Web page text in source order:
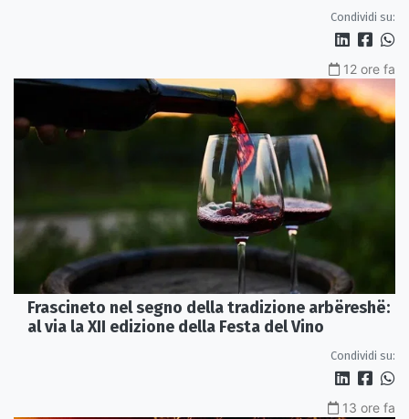
Condividi su:
12 ore fa
Frascineto nel segno della tradizione arbëreshë:
al via la XII edizione della Festa del Vino
Condividi su:
13 ore fa